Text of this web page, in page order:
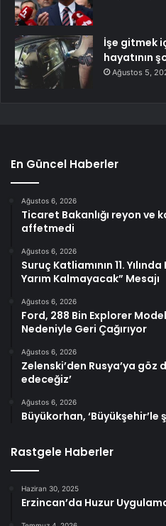
İşe gitmek
hayatının
Ağustos 5,
En Güncel Haberler
Ağustos 6, 2026
Ticaret Bakanlığı reyon ve
affetmedi
Ağustos 6, 2026
Suruç Katliamının 11.
Yarım Kalmayacak” Mesajı
Ağustos 6, 2026
Ford, 288 Bin Explorer
Nedeniyle Geri Çağırıyor
Ağustos 6, 2026
Zelenski’den Rusya’ya göz
edeceğiz’
Ağustos 6, 2026
Büyükorhan, ‘Büyükşehir’le
Rastgele Haberler
Haziran 30, 2025
Erzincan’da Huzur